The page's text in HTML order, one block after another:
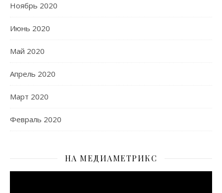
Ноябрь 2020
Июнь 2020
Май 2020
Апрель 2020
Март 2020
Февраль 2020
НА МЕДИАМЕТРИКС